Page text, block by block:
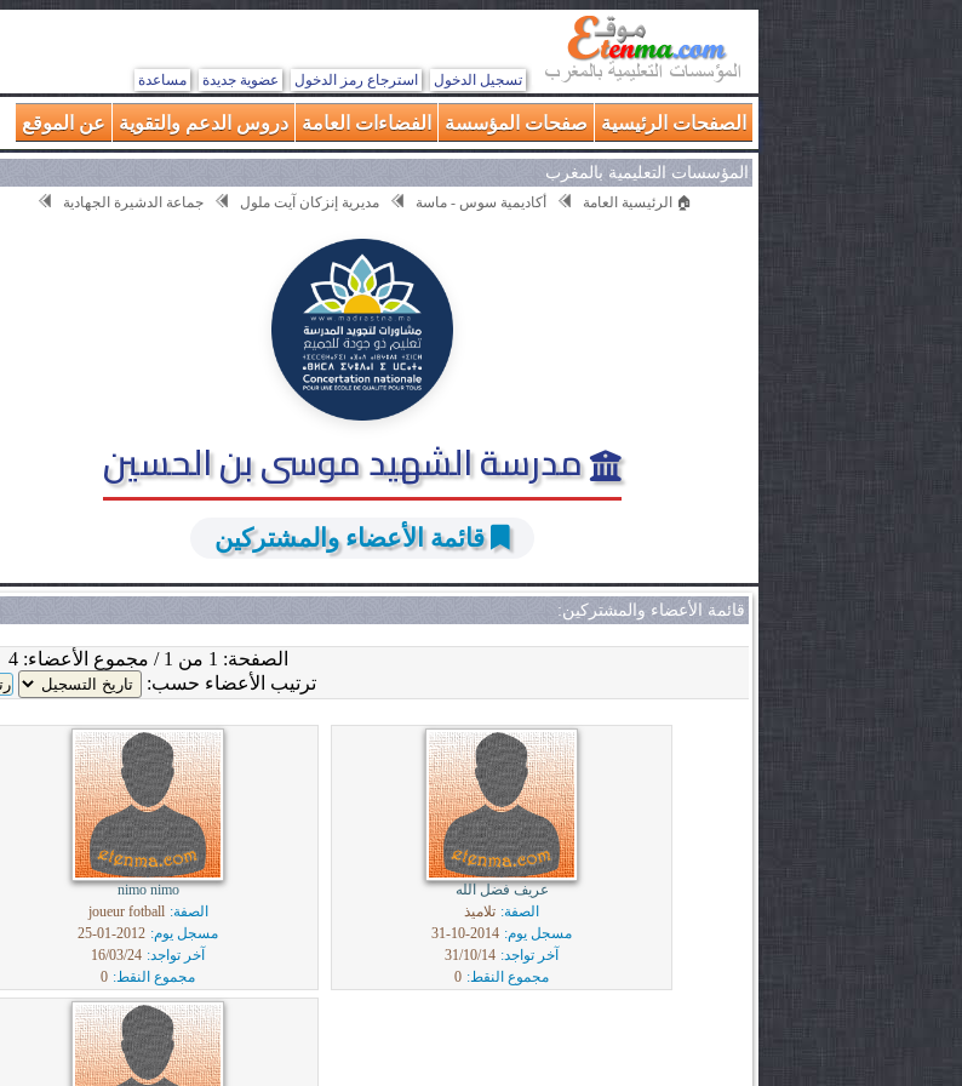
تسجيل الدخول استرجاع رمز الدخول عضوية جديدة مساعدة
الصفحات الرئيسية صفحات المؤسسة الفضاءات العامة دروس الدعم والتقوية عن الموقع
المؤسسات التعليمية بالمغرب
🏠 الرئيسية العامة أكاديمية سوس - ماسة مديرية إنزكان آيت ملول جماعة الدشيرة الجهادية
مدرسة الشهيد موسى بن الحسين
قائمة الأعضاء والمشتركين
قائمة الأعضاء والمشتركين:
الصفحة: 1 من 1 / مجموع الأعضاء: 4
ترتيب الأعضاء حسب:
عريف فضل الله
الصفة: تلاميذ
مسجل يوم: 2014-10-31
آخر تواجد: 31/10/14
مجموع النقط: 0
nimo nimo
الصفة: joueur fotball
مسجل يوم: 2012-01-25
آخر تواجد: 16/03/24
مجموع النقط: 0